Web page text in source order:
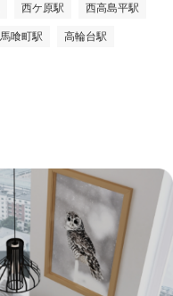
西ケ原駅 西高島平駅
馬喰町駅 高輪台駅